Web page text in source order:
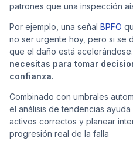
patrones que una inspección
Por ejemplo, una señal BPFO
no ser urgente hoy, pero si se
que el daño está acelerándose.
necesitas para tomar
confianza.
Combinado con umbrales
el análisis de tendencias
activos correctos y planear
progresión real de la falla